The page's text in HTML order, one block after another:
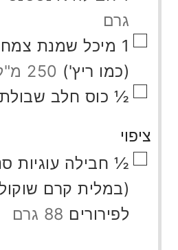
גרם
▢
1 מיכל שמנת
(כמו ריץ') 250 מ"ל
▢
½ כוס חלב
ציפוי
▢
½ חבילה עוגיות
(במלית קרם
לפירורים 88 גרם